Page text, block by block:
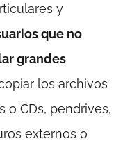
y
que no
grandes
los archivos
o CDs, pendrives,
externos o